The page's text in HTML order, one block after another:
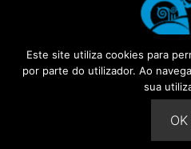
Câmara
Todos os
Este site utiliza cookies para
por parte do utilizador. Ao
sua
OK